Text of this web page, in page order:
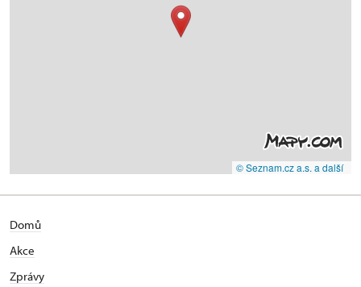
© Seznam.cz a.s. a další
Domů
Akce
Zprávy